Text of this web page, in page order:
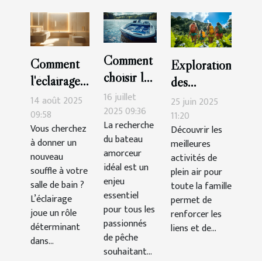
Comment
l'éclairage
peut
transformer
votre salle
de bain ?
14 août 2025
09:58
Vous cherchez
à donner un
nouveau
souffle à votre
salle de bain ?
L’éclairage
joue un rôle
déterminant
dans...
Comment
choisir le
meilleur
bateau
amorceur
pour vos
sessions
de pêche
?
16 juillet
2025 09:36
La recherche
du bateau
amorceur
idéal est un
enjeu
essentiel
pour tous les
passionnés
de pêche
souhaitant...
Exploration
des
meilleures
activités de
plein air
pour toute
la famille
25 juin 2025
11:20
Découvrir les
meilleures
activités de
plein air pour
toute la famille
permet de
renforcer les
liens et de...